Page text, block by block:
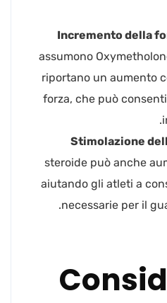
Incremento della
assumono
riportano un aumento
forza, che può
Stimolazione
steroide può anche
aiutando gli atleti a
necessarie per il